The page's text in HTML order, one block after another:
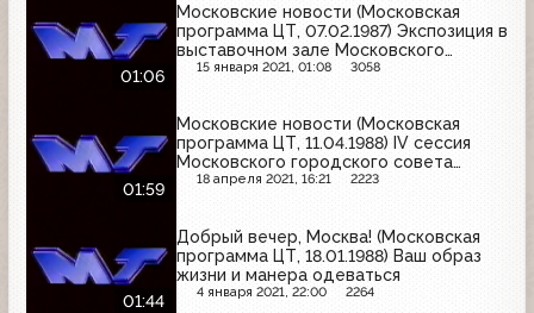
01:06
Московские новости (Московская
программа ЦТ, 07.02.1987) Экспозиция в
выставочном зале Московского
общества садоводов
15 января 2021, 01:08 3058
01:59
Московские новости (Московская
программа ЦТ, 11.04.1988) IV сессия
Московского городского совета
народных депутатов 20 созыва
18 апреля 2021, 16:21 2223
01:44
Добрый вечер, Москва! (Московская
программа ЦТ, 18.01.1988) Ваш образ
жизни и манера одеваться
4 января 2021, 22:00 2264